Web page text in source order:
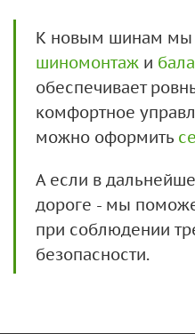
К новым шинам мы
шиномонтаж и
обеспечивает
комфортное
можно оформить
А если в
дороге - мы
при соблюдении
безопасности.